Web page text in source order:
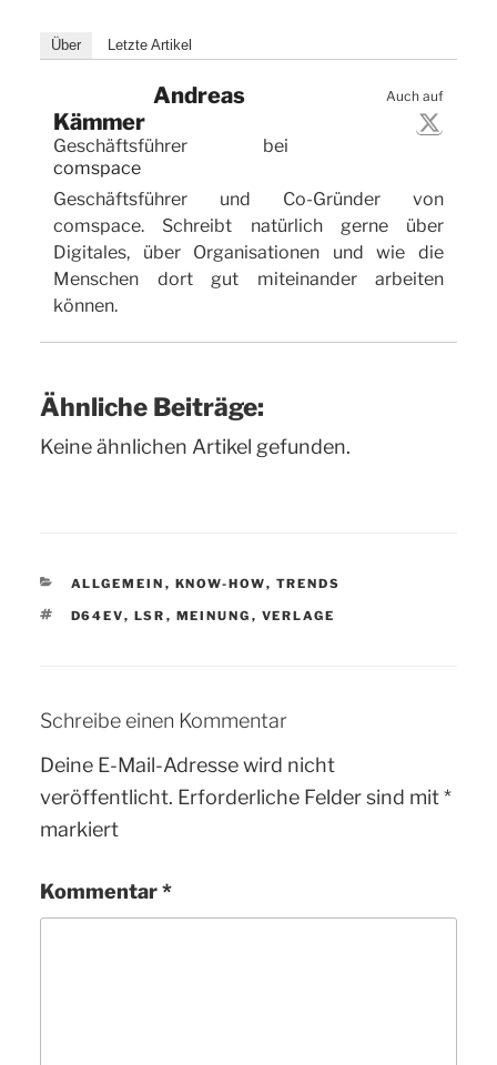
Über Letzte Artikel
Auch auf
Andreas
Kämmer
Geschäftsführer bei
comspace
Geschäftsführer und Co-Gründer von
comspace. Schreibt natürlich gerne über
Digitales, über Organisationen und wie die
Menschen dort gut miteinander arbeiten
können.
Ähnliche Beiträge:
Keine ähnlichen Artikel gefunden.
KATEGORIEN
ALLGEMEIN , KNOW-HOW, TRENDS
SCHLAGWÖRTER
D64EV, LSR , MEINUNG , VERLAGE
Schreibe einen Kommentar
Deine E-Mail-Adresse wird nicht
veröffentlicht. Erforderliche Felder sind mit*
markiert
Kommentar*